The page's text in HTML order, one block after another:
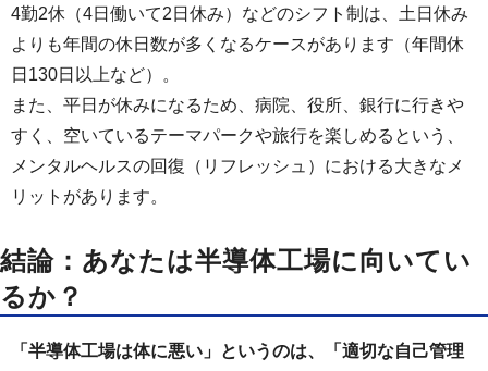
4勤2休（4日働いて2日休み）などのシフト制は、土日休み
よりも年間の休日数が多くなるケースがあります（年間休
日130日以上など）。
また、平日が休みになるため、病院、役所、銀行に行きや
すく、空いているテーマパークや旅行を楽しめるという、
メンタルヘルスの回復（リフレッシュ）における大きなメ
リットがあります。
結論：あなたは半導体工場に向いてい
るか？
「半導体工場は体に悪い」というのは、「適切な自己管理